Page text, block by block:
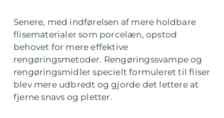
Senere, med indførelsen af mere holdbare
flisematerialer som porcelæn, opstod
behovet for mere effektive
rengøringsmetoder. Rengøringssvampe og
rengøringsmidler specielt formuleret til fliser
blev mere udbredt og gjorde det lettere at
fjerne snavs og pletter.